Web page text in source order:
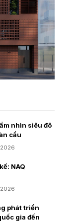
nhìn siêu đô
cầu
NAQ
phát triển
gia đến